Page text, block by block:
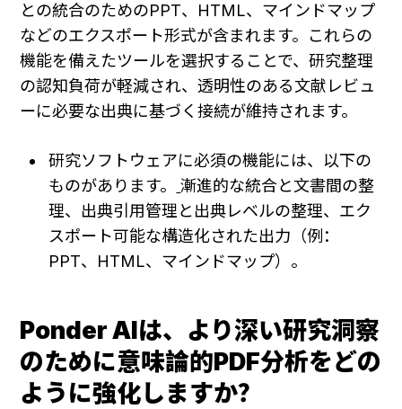
との統合のためのPPT、HTML、マインドマップ
などのエクスポート形式が含まれます。これらの
機能を備えたツールを選択することで、研究整理
の認知負荷が軽減され、透明性のある文献レビュ
ーに必要な出典に基づく接続が維持されます。
研究ソフトウェアに必須の機能には、以下の
ものがあります。
漸進的な統合と文書間の整
理、出典引用管理と出典レベルの整理、エク
スポート可能な構造化された出力（例：
PPT、HTML、マインドマップ）。
Ponder AIは、より深い研究洞察
のために意味論的PDF分析をどの
ように強化しますか？